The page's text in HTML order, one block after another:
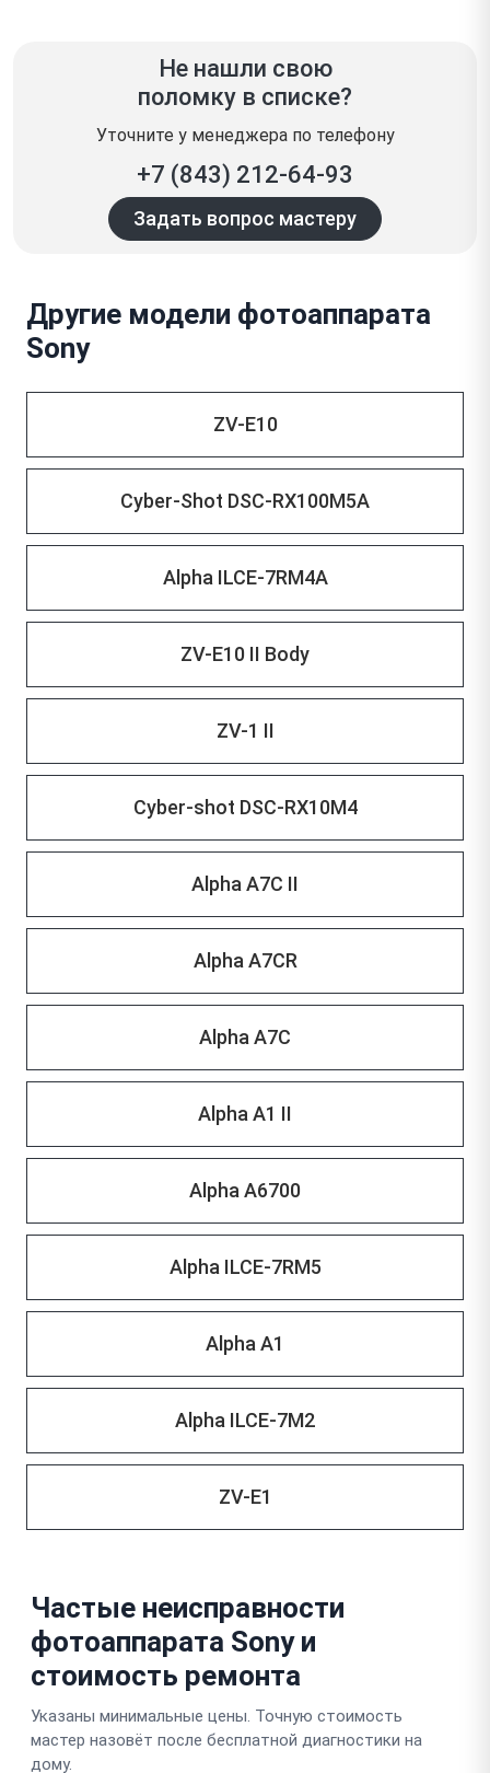
Не нашли свою
поломку в списке?
Уточните у менеджера по телефону
+7 (843) 212-64-93
Задать вопрос мастеру
Другие модели фотоаппарата
Sony
ZV-E10
Cyber-Shot DSC-RX100M5A
Alpha ILCE-7RM4A
ZV-E10 II Body
ZV-1 II
Cyber-shot DSC-RX10M4
Alpha A7C II
Alpha A7CR
Alpha A7C
Alpha A1 II
Alpha A6700
Alpha ILCE-7RM5
Alpha A1
Alpha ILCE-7M2
ZV-E1
Частые неисправности
фотоаппарата Sony и
стоимость ремонта
Указаны минимальные цены. Точную стоимость
мастер назовёт после бесплатной диагностики на
дому.